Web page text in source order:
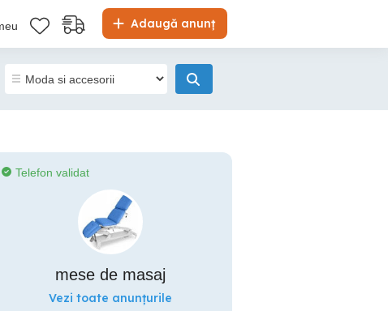
Adaugă anunț
Telefon validat
mese de masaj
Vezi toate anunțurile